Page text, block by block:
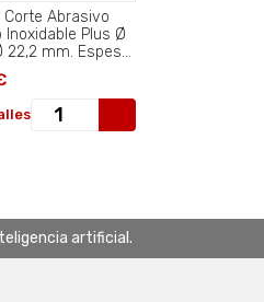
Corte Abrasivo
Inoxidable Plus Ø
22,2 mm. Espesor
artificial.